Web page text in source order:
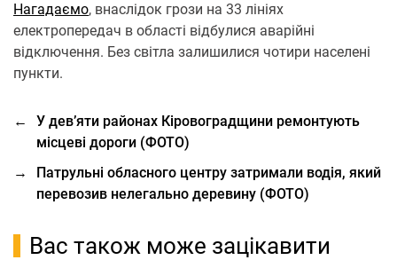
Нагадаємо, внаслідок грози на 33 лініях
електропередач в області відбулися аварійні
відключення. Без світла залишилися чотири населені
пункти.
←
У дев’яти районах Кіровоградщини ремонтують
місцеві дороги (ФОТО)
→
Патрульні обласного центру затримали водія, який
перевозив нелегально деревину (ФОТО)
Вас також може зацікавити